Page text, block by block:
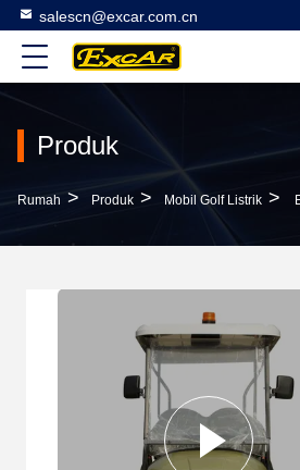
salescn@excar.com.cn
Produk
Rumah > Produk > Mobil Golf Listrik >